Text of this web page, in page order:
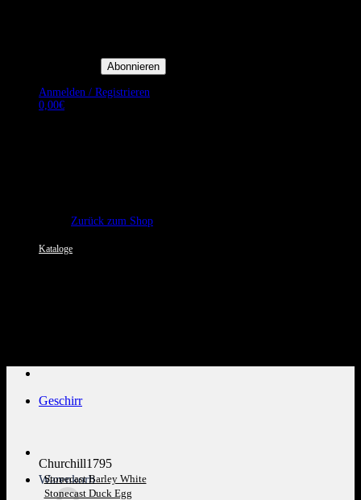
Anmelden / Registrieren
0,00€
Zurück zum Shop
Kataloge
Warenkorb
Geschirr
Churchill1795
Stonecast Barley White
Stonecast Duck Egg